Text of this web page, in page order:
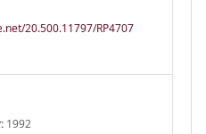
20.500.11797/RP4707
1992